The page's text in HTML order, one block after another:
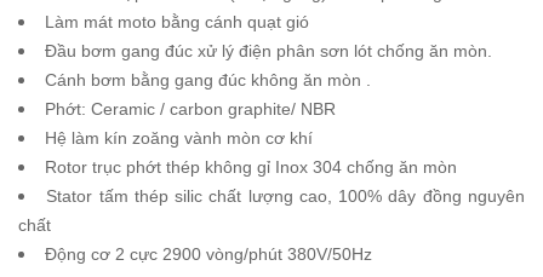
Làm mát moto bằng cánh quạt gió
Đầu bơm gang đúc xử lý điện phân sơn lót chống ăn mòn.
Cánh bơm bằng gang đúc không ăn mòn .
Phớt: Ceramic / carbon graphite/ NBR
Hệ làm kín zoăng vành mòn cơ khí
Rotor trục phớt thép không gỉ Inox 304 chống ăn mòn
Stator tấm thép silic chất lượng cao, 100% dây đồng nguyên
chất
Động cơ 2 cực 2900 vòng/phút 380V/50Hz